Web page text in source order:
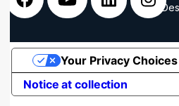
Notice at collection
Your Privacy Choices